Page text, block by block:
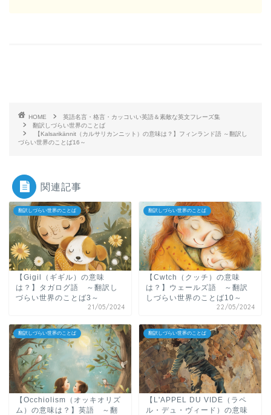
HOME
英語名言・格言・カッコいい英語＆素敵な英文フレーズ集
翻訳しづらい世界のことば
【Kalsarikännit（カルサリカンニット）の意味は？】フィンランド語 ～翻訳し
づらい世界のことば16～
関連記事
翻訳しづらい世界のことば
【Gigil（ギギル）の意味
は？】タガログ語 ～翻訳し
づらい世界のことば3～
21/05/2024
翻訳しづらい世界のことば
【Cwtch（クッチ）の意味
は？】ウェールズ語 ～翻訳
しづらい世界のことば10～
22/05/2024
翻訳しづらい世界のことば
【Occhiolism（オッキオリズ
ム）の意味は？】英語 ～翻
翻訳しづらい世界のことば
【L'APPEL DU VIDE（ラペ
ル・デュ・ヴィード）の意味